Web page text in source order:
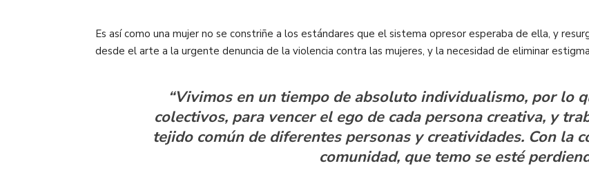
Es así como una mujer no se constriñe a los estándares que el sistema opresor esperaba de ella, y
desde el arte a la urgente denuncia de la violencia contra las mujeres, y la necesidad de eliminar
“Vivimos en un tiempo de absoluto individualismo, por lo
colectivos, para vencer el ego de cada persona creativa, y
tejido común de diferentes personas y creatividades. Con la
comunidad, que temo se esté